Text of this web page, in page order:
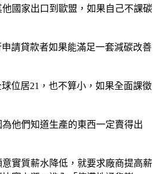
國家出口到歐盟，如果自己不課碳
請貸款者如果能滿足一套減碳改善
位居21，也不算小，如果全面課徵
他們知道生產的東西一定賣得出
實質薪水降低，就要求廠商提高薪